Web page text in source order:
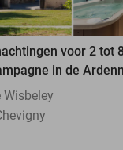
voor 2 tot
in de
Wisbeley